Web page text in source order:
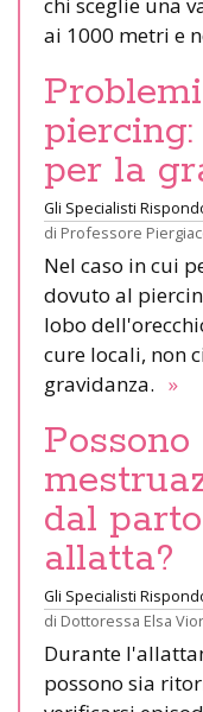
chi sceglie una
ai 1000 metri e
per la
Gli Specialisti
di Professore
Nel caso in cui
dovuto al
lobo
cure locali, non
gravidanza. »
dal
allatta?
Gli Specialisti
di Dottoressa Elsa
Durante
possono sia